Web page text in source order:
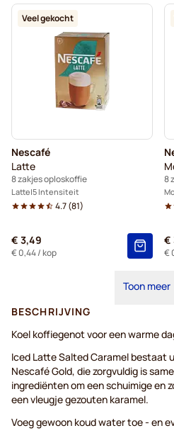
Veel gekocht
Nescafé
Latte
8 zakjes oploskoffie
Latte 5 Intensiteit
4.7(81)
€ 3,49
€ 0,44/ kop
8
€
€
Toon meer
BESCHRIJVING
Koel koffiegenot voor een warme
Iced Latte Salted Caramel bestaat
Nescafé Gold, die zorgvuldig is
ingrediënten om een schuimige en
een vleugje gezouten karamel.
Voeg gewoon koud water toe - en